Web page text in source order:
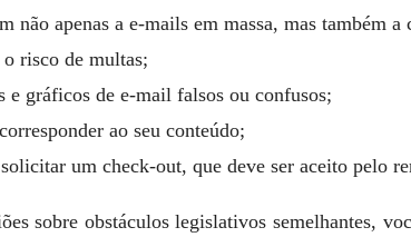
não apenas a e-mails em massa, mas também
risco de multas;
e gráficos de e-mail falsos ou confusos;
ao seu conteúdo;
um check-out, que deve ser aceito pelo
sobre obstáculos legislativos semelhantes,